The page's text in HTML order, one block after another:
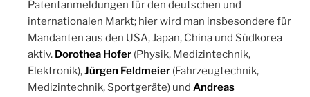
Patentanmeldungen für den deutschen und
internationalen Markt; hier wird man insbesondere für
Mandanten aus den USA, Japan, China und Südkorea
aktiv. Dorothea Hofer(Physik, Medizintechnik,
Elektronik),Jürgen Feldmeier(Fahrzeugtechnik,
Medizintechnik, Sportgeräte) und Andreas